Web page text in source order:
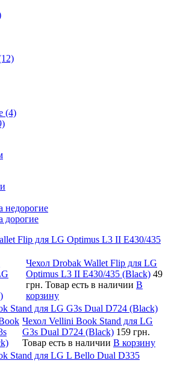
(4)
недорогие
дорогие
Flip для LG Optimus L3 II E430/435
Чехол Drobak Wallet Flip для LG
Optimus L3 II E430/435 (Black) 49
грн. Товар есть в наличии В
корзину
Stand для LG G3s Dual D724 (Black)
Чехол Vellini Book Stand для LG
G3s Dual D724 (Black) 159 грн.
Товар есть в наличии В корзину
Stand для LG L Bello Dual D335